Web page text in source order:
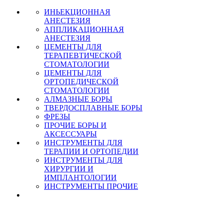
ИНЬЕКЦИОННАЯ
АНЕСТЕЗИЯ
АППЛИКАЦИОННАЯ
АНЕСТЕЗИЯ
ЦЕМЕНТЫ ДЛЯ
ТЕРАПЕВТИЧЕСКОЙ
СТОМАТОЛОГИИ
ЦЕМЕНТЫ ДЛЯ
ОРТОПЕДИЧЕСКОЙ
СТОМАТОЛОГИИ
АЛМАЗНЫЕ БОРЫ
ТВЕРДОСПЛАВНЫЕ БОРЫ
ФРЕЗЫ
ПРОЧИЕ БОРЫ И
АКСЕССУАРЫ
ИНСТРУМЕНТЫ ДЛЯ
ТЕРАПИИ И ОРТОПЕДИИ
ИНСТРУМЕНТЫ ДЛЯ
ХИРУРГИИ И
ИМПЛАНТОЛОГИИ
ИНСТРУМЕНТЫ ПРОЧИЕ